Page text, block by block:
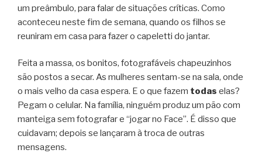
um preâmbulo, para falar de situações críticas. Como
aconteceu neste fim de semana, quando os filhos se
reuniram em casa para fazer o capeletti do jantar.
Feita a massa, os bonitos, fotografáveis chapeuzinhos
são postos a secar. As mulheres sentam-se na sala, onde
o mais velho da casa espera. E o que fazem todas elas?
Pegam o celular. Na família, ninguém produz um pão com
manteiga sem fotografar e “jogar no Face”. É disso que
cuidavam; depois se lançaram à troca de outras
mensagens.